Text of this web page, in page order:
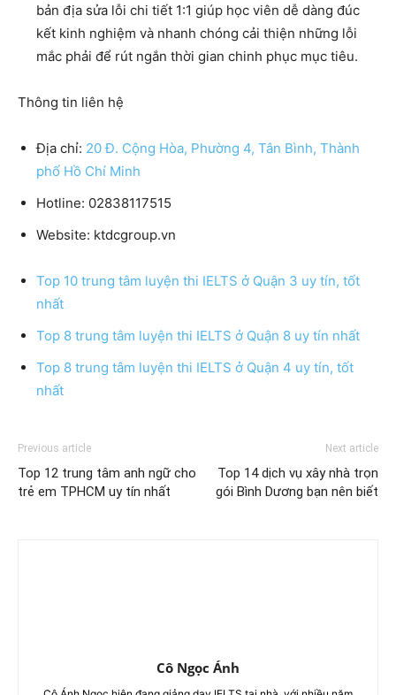
bản địa sửa lỗi chi tiết 1:1 giúp học viên dễ dàng đúc
kết kinh nghiệm và nhanh chóng cải thiện những lỗi
mắc phải để rút ngắn thời gian chinh phục mục tiêu.
Thông tin liên hệ
Địa chỉ: 20 Đ. Cộng Hòa, Phường 4, Tân Bình, Thành
phố Hồ Chí Minh
Hotline: 02838117515
Website: ktdcgroup.vn
Top 10 trung tâm luyện thi IELTS ở Quận 3 uy tín, tốt
nhất
Top 8 trung tâm luyện thi IELTS ở Quận 8 uy tín nhất
Top 8 trung tâm luyện thi IELTS ở Quận 4 uy tín, tốt
nhất
Previous article
Top 12 trung tâm anh ngữ cho
trẻ em TPHCM uy tín nhất
Next article
Top 14 dịch vụ xây nhà trọn
gói Bình Dương bạn nên biết
Cô Ngọc Ánh